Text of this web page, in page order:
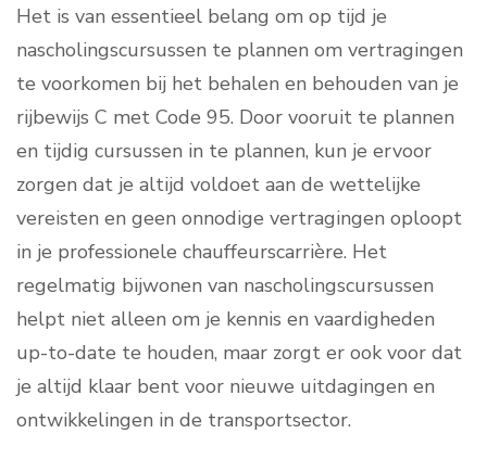
Het is van essentieel belang om op tijd je
nascholingscursussen te plannen om vertragingen
te voorkomen bij het behalen en behouden van je
rijbewijs C met Code 95. Door vooruit te plannen
en tijdig cursussen in te plannen, kun je ervoor
zorgen dat je altijd voldoet aan de wettelijke
vereisten en geen onnodige vertragingen oploopt
in je professionele chauffeurscarrière. Het
regelmatig bijwonen van nascholingscursussen
helpt niet alleen om je kennis en vaardigheden
up-to-date te houden, maar zorgt er ook voor dat
je altijd klaar bent voor nieuwe uitdagingen en
ontwikkelingen in de transportsector.